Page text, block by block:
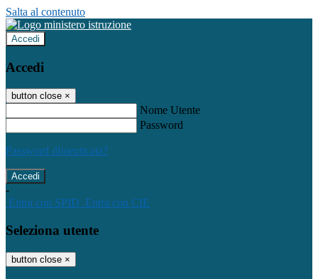
Salta al contenuto
Accedi
Accedi
button close ×
Nome Utente
Password
Password dimenticata?
-
Entra con SPID Entra con CIE
Seleziona utente
button close ×